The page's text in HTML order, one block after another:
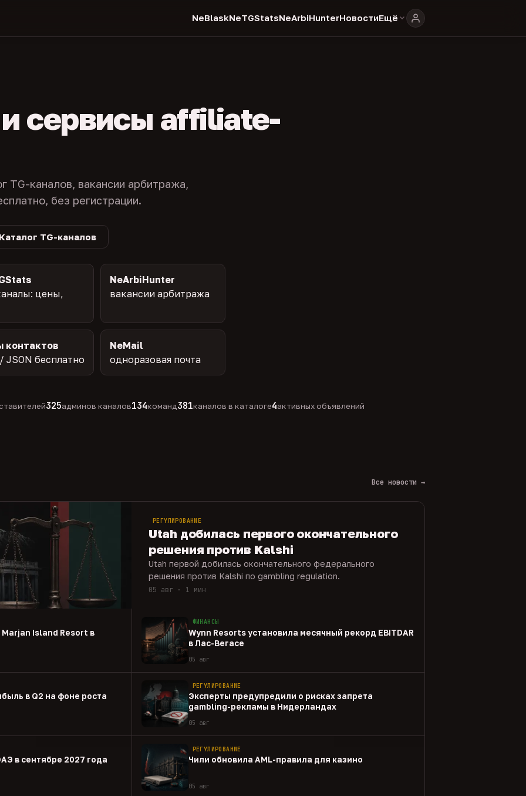
NeBlaskNeTGStatsNeArbiHunterНовостиЕщё
сервисы affiliate-
TG-каналов, вакансии арбитража,
без регистрации.
TG-каналов
цены,
NeArbiHunter
вакансии арбитража
контактов
JSON бесплатно
NeMail
одноразовая почта
325админов каналов134команд381каналов в каталоге4активных объявлений
Все новости →
РЕГУЛИРОВАНИЕ
Utah добилась первого окончательного
решения против Kalshi
Utah первой добилась окончательного федерального
решения против Kalshi по gambling regulation.
05 авг · 1 мин
Island Resort в
ФИНАНСЫ
Wynn Resorts установила месячный рекорд EBITDAR
в Лас-Вегасе
05 авг
в Q2 на фоне роста
РЕГУЛИРОВАНИЕ
Эксперты предупредили о рисках запрета
gambling-рекламы в Нидерландах
05 авг
в сентябре 2027 года
РЕГУЛИРОВАНИЕ
Чили обновила AML-правила для казино
05 авг